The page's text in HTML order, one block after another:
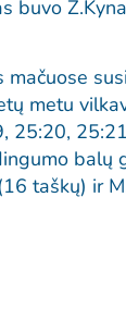
buvo
metu
25:20,
balų
taškų) ir